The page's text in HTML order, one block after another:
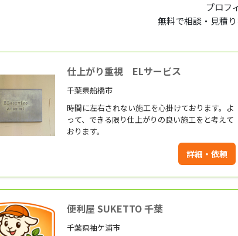
プロフ
無料で相談・見積
仕上がり重視 ELサービス
千葉県船橋市
時間に左右されない施工を心掛けております。よ
って、できる限り仕上がりの良い施工をと考えて
おります。
詳細・依頼
便利屋 SUKETTO 千葉
千葉県袖ケ浦市